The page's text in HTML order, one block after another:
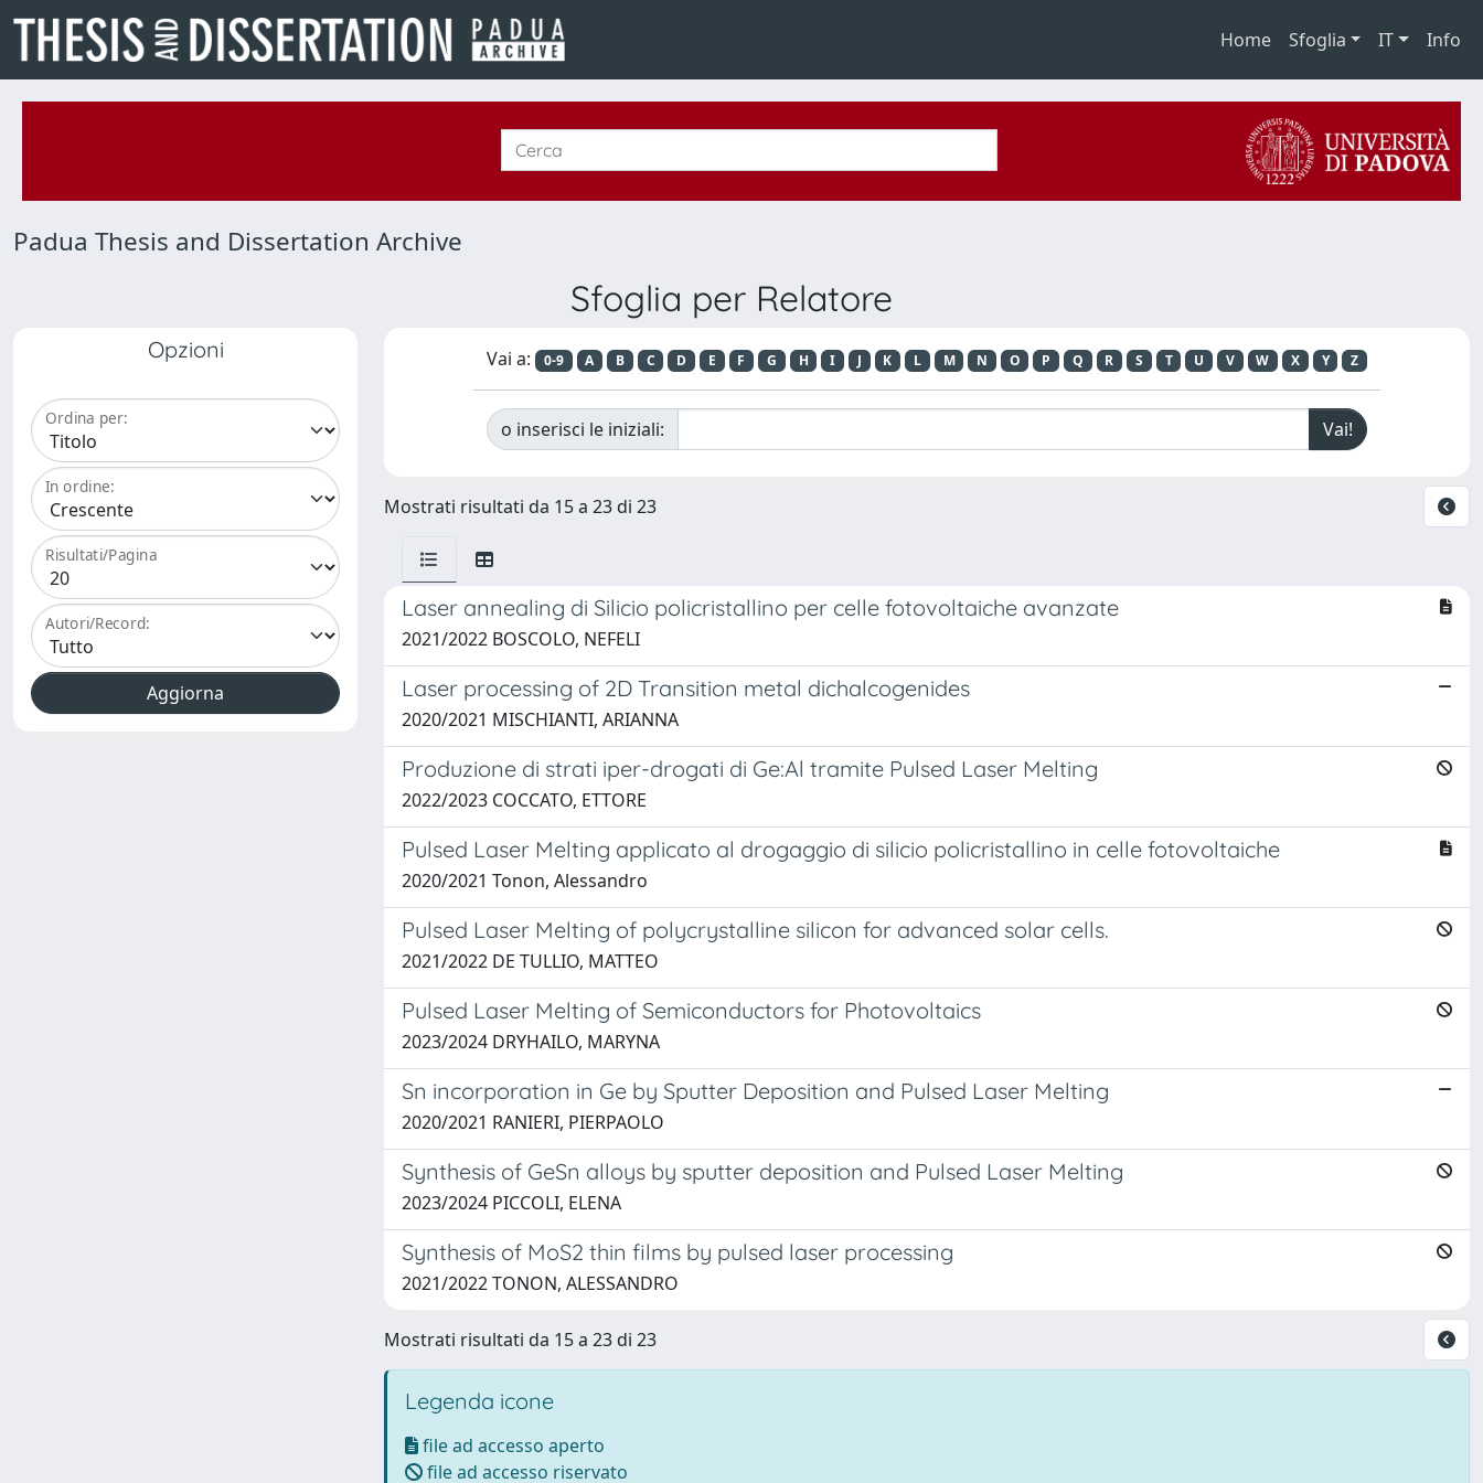
Home Sfoglia IT Info
Padua Thesis and Dissertation Archive
Sfoglia per Relatore
Opzioni
Ordina per:
In ordine:
Risultati/Pagina
Autori/Record:
Vai a: 0-9 A B C D E F G H I J K L M N O P Q R S T U V W X Y Z
o inserisci le iniziali:
Mostrati risultati da 15 a 23 di 23
Laser annealing di Silicio policristallino per celle fotovoltaiche avanzate
2021/2022 BOSCOLO, NEFELI
Laser processing of 2D Transition metal dichalcogenides
2020/2021 MISCHIANTI, ARIANNA
Produzione di strati iper-drogati di Ge:Al tramite Pulsed Laser Melting
2022/2023 COCCATO, ETTORE
Pulsed Laser Melting applicato al drogaggio di silicio policristallino in celle fotovoltaiche
2020/2021 Tonon, Alessandro
Pulsed Laser Melting of polycrystalline silicon for advanced solar cells.
2021/2022 DE TULLIO, MATTEO
Pulsed Laser Melting of Semiconductors for Photovoltaics
2023/2024 DRYHAILO, MARYNA
Sn incorporation in Ge by Sputter Deposition and Pulsed Laser Melting
2020/2021 RANIERI, PIERPAOLO
Synthesis of GeSn alloys by sputter deposition and Pulsed Laser Melting
2023/2024 PICCOLI, ELENA
Synthesis of MoS2 thin films by pulsed laser processing
2021/2022 TONON, ALESSANDRO
Mostrati risultati da 15 a 23 di 23
Legenda icone
file ad accesso aperto
file ad accesso riservato